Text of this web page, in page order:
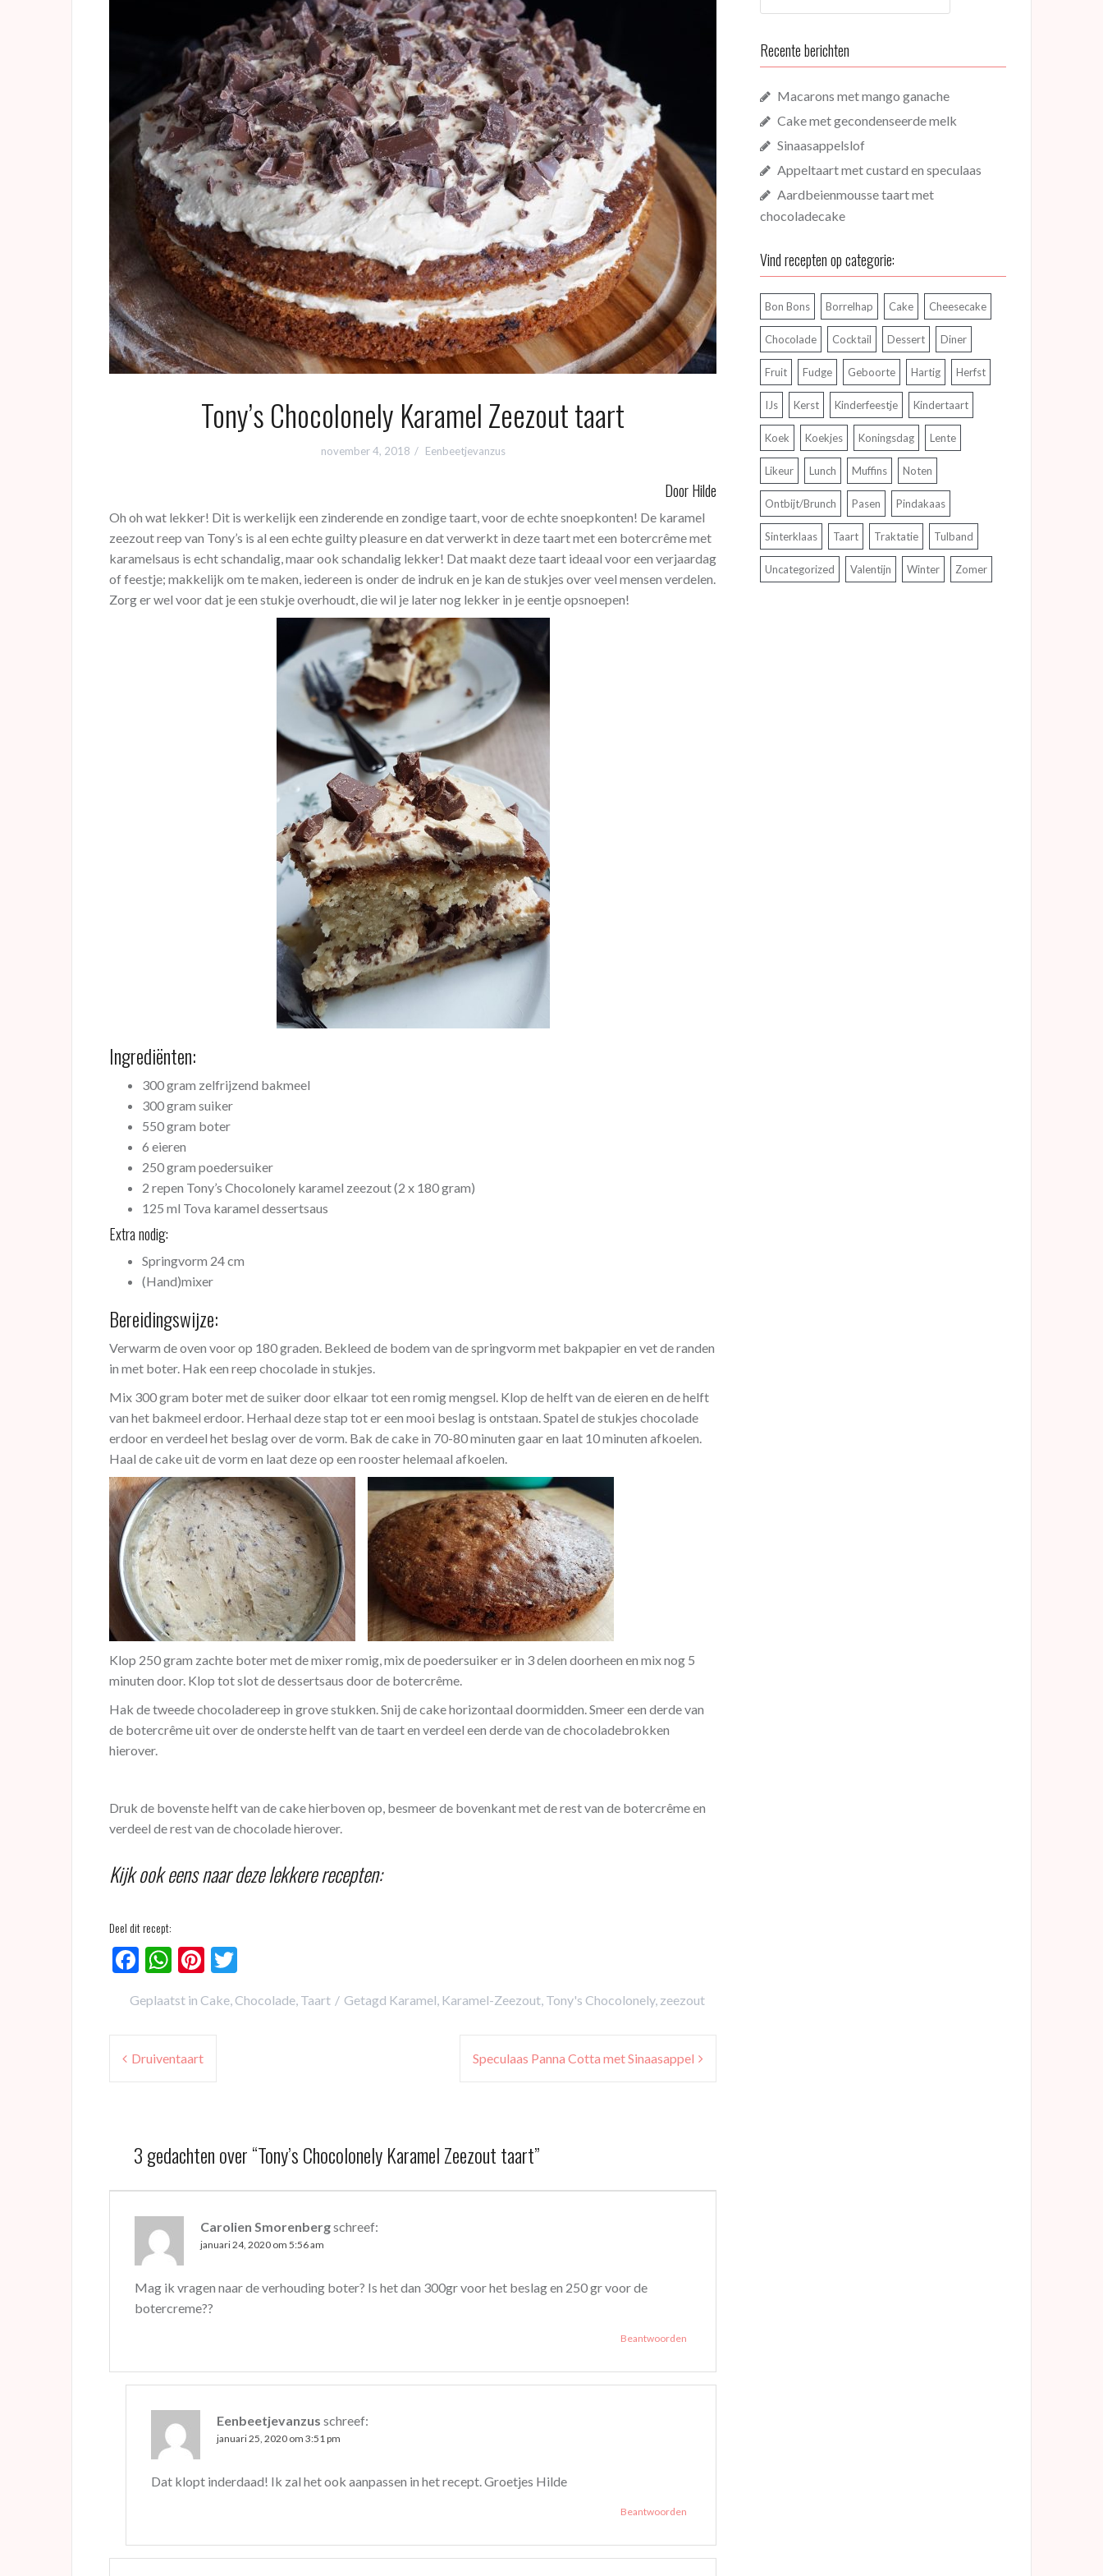
Tony’s Chocolonely Karamel Zeezout taart
november 4, 2018 Eenbeetjevanzus
Door Hilde
Oh oh wat lekker! Dit is werkelijk een zinderende en zondige taart, voor de echte snoepkonten! De karamel
zeezout reep van Tony’s is al een echte guilty pleasure en dat verwerkt in deze taart met een botercrême met
karamelsaus is echt schandalig, maar ook schandalig lekker! Dat maakt deze taart ideaal voor een verjaardag
of feestje; makkelijk om te maken, iedereen is onder de indruk en je kan de stukjes over veel mensen verdelen.
Zorg er wel voor dat je een stukje overhoudt, die wil je later nog lekker in je eentje opsnoepen!
Ingrediënten:
300 gram zelfrijzend bakmeel
300 gram suiker
550 gram boter
6 eieren
250 gram poedersuiker
2 repen Tony’s Chocolonely karamel zeezout (2 x 180 gram)
125 ml Tova karamel dessertsaus
Extra nodig:
Springvorm 24 cm
(Hand)mixer
Bereidingswijze:
Verwarm de oven voor op 180 graden. Bekleed de bodem van de springvorm met bakpapier en vet de randen
in met boter. Hak een reep chocolade in stukjes.
Mix 300 gram boter met de suiker door elkaar tot een romig mengsel. Klop de helft van de eieren en de helft
van het bakmeel erdoor. Herhaal deze stap tot er een mooi beslag is ontstaan. Spatel de stukjes chocolade
erdoor en verdeel het beslag over de vorm. Bak de cake in 70-80 minuten gaar en laat 10 minuten afkoelen.
Haal de cake uit de vorm en laat deze op een rooster helemaal afkoelen.
Klop 250 gram zachte boter met de mixer romig, mix de poedersuiker er in 3 delen doorheen en mix nog 5
minuten door. Klop tot slot de dessertsaus door de botercrême.
Hak de tweede chocoladereep in grove stukken. Snij de cake horizontaal doormidden. Smeer een derde van
de botercrême uit over de onderste helft van de taart en verdeel een derde van de chocoladebrokken
hierover.
Druk de bovenste helft van de cake hierboven op, besmeer de bovenkant met de rest van de botercrême en
verdeel de rest van de chocolade hierover.
Kijk ook eens naar deze lekkere recepten:
Deel dit recept:
F
e
o
W
at
A
Pi
er itt
Geplaatst in Cake, Chocolade, Taart Getagd Karamel Karamel-Zeezout, Tony's Chocolonely, zeezout
Bericht
navigatie
Druiventaart Speculaas Panna Cotta met Sinaasappel
3 gedachten over “Tony’s Chocolonely Karamel Zeezout taart”
Carolien Smorenbergschreef:
januari 24, 2020 om 5:56 am
Mag ik vragen naar de verhouding boter? Is het dan 300gr voor het beslag en 250 gr voor de
botercreme??
Beantwoorden
Eenbeetjevanzus schreef:
januari 25, 2020 om 3:51 pm
Dat klopt inderdaad! Ik zal het ook aanpassen in het recept. Groetjes Hilde
Beantwoorden
Recente berichten
Macarons met mango ganache
Cake met gecondenseerde melk
Sinaasappelslof
Appeltaart met custard en speculaas
Aardbeienmousse taart met
chocoladecake
Vind recepten op categorie:
Bon Bons Borrelhap Cake Cheesecake
Chocolade Cocktail Dessert Diner
Fruit Fudge Geboorte Hartig Herfst
IJs Kerst Kinderfeestje Kindertaart
Koek Koekjes Koningsdag Lente
Likeur Lunch Muffins Noten
Ontbijt/Brunch Pasen Pindakaas
Sinterklaas Taart Traktatie Tulband
Uncategorized Valentijn Winter Zomer